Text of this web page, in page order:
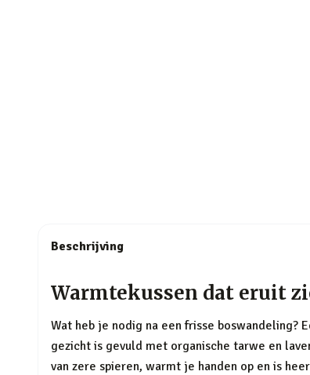
Beschrijving
Warmtekussen dat eruit
Wat heb je nodig na een frisse
gezicht is gevuld met organische tarwe en
van zere spieren, warmt je handen op en is